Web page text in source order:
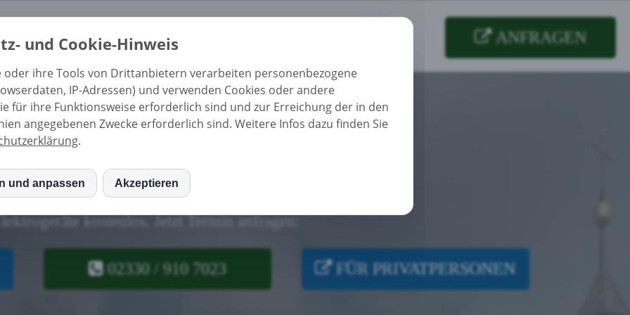
Deutschlandweit Ratgeber ANFRAGEN
in Jena
kostenlos.Jetzt Termin anfragen:
02330 / 910 7023 FÜR PRIVATPERSONEN
und Cookie-Hinweis
oder ihre Tools von Drittanbietern verarbeiten personenbezogene
IP-Adressen) und verwenden Cookies oder andere
für ihre Funktionsweise erforderlich sind und zur Erreichung der in den
angegebenen Zwecke erforderlich sind. Weitere Infos dazu finden Sie
.
Fonts
und anpassen Akzeptieren